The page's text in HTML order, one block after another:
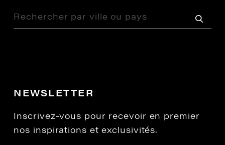
NEWSLETTER
Inscrivez-vous pour recevoir en premier
nos inspirations et exclusivités.